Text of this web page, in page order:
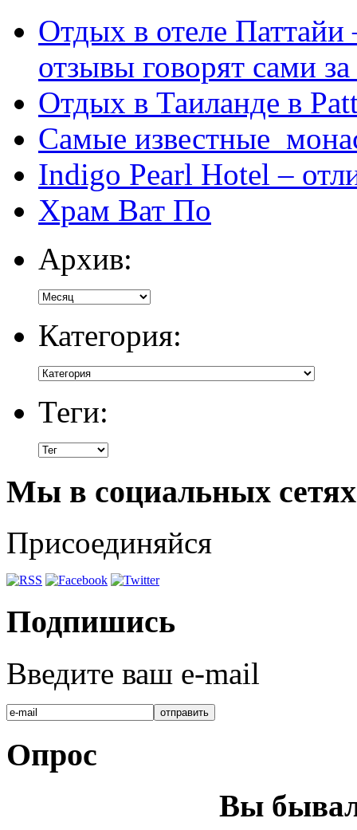
Отдых в отеле
отзывы говорят сами за
Отдых в Таиланде в
Самые известные
Indigo Pearl Hotel –
Храм Ват По
Архив:
Категория:
Теги:
Мы в социальных сетях
Присоединяйся
Подпишись
Введите ваш e-mail
Опрос
Вы